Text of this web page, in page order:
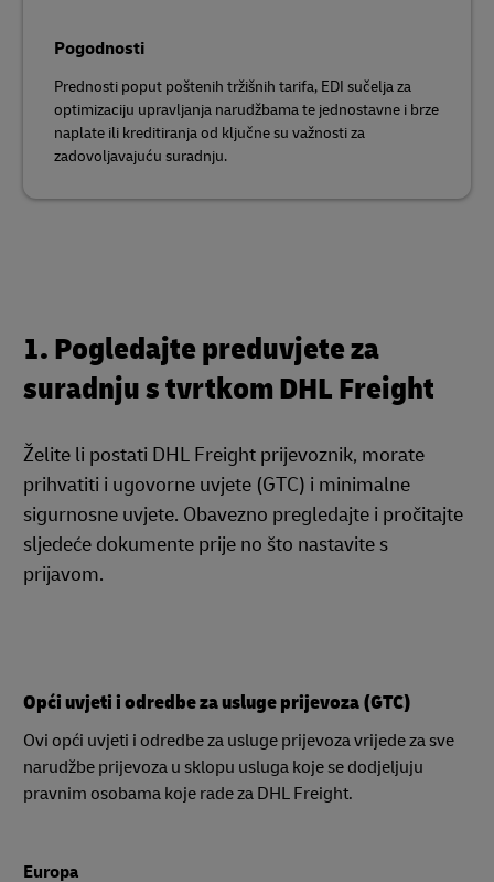
Pogodnosti
Prednosti poput poštenih tržišnih tarifa, EDI sučelja za
optimizaciju upravljanja narudžbama te jednostavne i brze
naplate ili kreditiranja od ključne su važnosti za
zadovoljavajuću suradnju.
1. Pogledajte preduvjete za
suradnju s tvrtkom DHL Freight
Želite li postati DHL Freight prijevoznik, morate
prihvatiti i ugovorne uvjete (GTC) i minimalne
sigurnosne uvjete. Obavezno pregledajte i pročitajte
sljedeće dokumente prije no što nastavite s
prijavom.
Opći uvjeti i odredbe za usluge prijevoza (GTC)
Ovi opći uvjeti i odredbe za usluge prijevoza vrijede za sve
narudžbe prijevoza u sklopu usluga koje se dodjeljuju
pravnim osobama koje rade za DHL Freight.
Europa